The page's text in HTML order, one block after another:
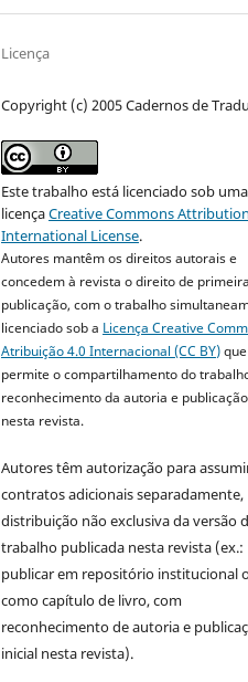
Licença
Copyright (c) 2005 Cadernos de
Este trabalho está licenciado sob uma
licençaCreative Commons
International License.
Autores mantêm os direitos autorais e
concedem à revista o direito de
publicação, com o trabalho
licenciado sob a Licença Creative
Atribuição 4.0 Internacional (CC BY)que
permite o compartilhamento do
reconhecimento da autoria e
nesta revista.
Autores têm autorização para
contratos adicionais separadamente,
distribuição não exclusiva da versão
trabalho publicada nesta revista (ex.:
publicar em repositório institucional
como capítulo de livro, com
reconhecimento de autoria e
inicial nesta revista).